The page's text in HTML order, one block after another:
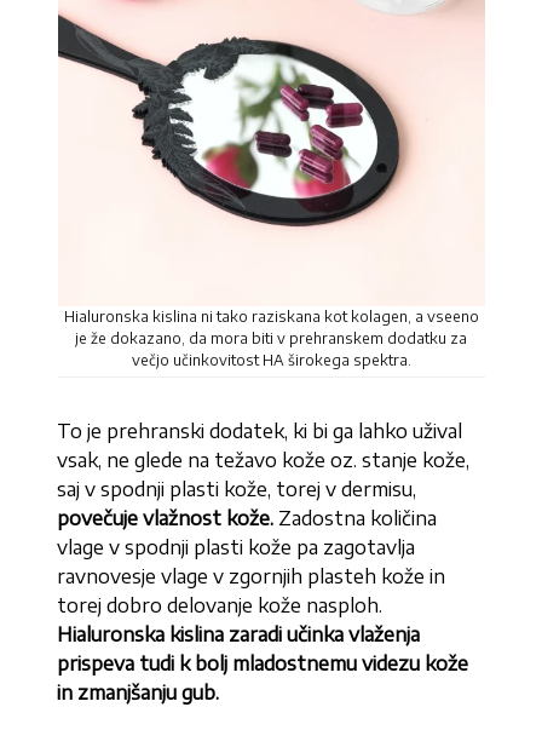
Hialuronska kislina ni tako raziskana kot kolagen, a vseeno
je že dokazano, da mora biti v prehranskem dodatku za
večjo učinkovitost HA širokega spektra.
To je prehranski dodatek, ki bi ga lahko užival
vsak, ne glede na težavo kože oz. stanje kože,
saj v spodnji plasti kože, torej v dermisu,
povečuje vlažnost kože. Zadostna količina
vlage v spodnji plasti kože pa zagotavlja
ravnovesje vlage v zgornjih plasteh kože in
torej dobro delovanje kože nasploh.
Hialuronska kislina zaradi učinka vlaženja
prispeva tudi k bolj mladostnemu videzu kože
in zmanjšanju gub.